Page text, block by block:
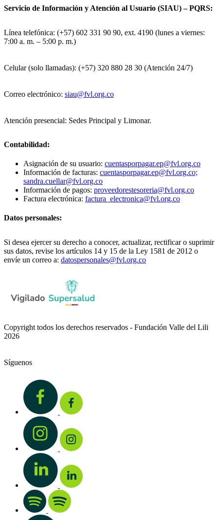
Servicio de Información y Atención al Usuario (SIAU) – PQRS:
Línea telefónica: (+57) 602 331 90 90, ext. 4190 (lunes a viernes:
7:00 a. m. – 5:00 p. m.)
Celular (solo llamadas): (+57) 320 880 28 30 (Atención 24/7)
Correo electrónico: siau@fvl.org.co
Atención presencial: Sedes Principal y Limonar.
Contabilidad:
Asignación de su usuario: cuentasporpagar.ep@fvl.org.co
Información de facturas: cuentasporpagar.ep@fvl.org.co;
sandra.cuellar@fvl.org.co
Información de pagos: proveedorestesoreria@fvl.org.co
Factura electrónica: factura_electronica@fvl.org.co
Datos personales:
Si desea ejercer su derecho a conocer, actualizar, rectificar o suprimir
sus datos, revise los artículos 14 y 15 de la Ley 1581 de 2012 o
envíe un correo a: datospersonales@fvl.org.co
Copyright todos los derechos reservados - Fundación Valle del Lili
2026
Síguenos